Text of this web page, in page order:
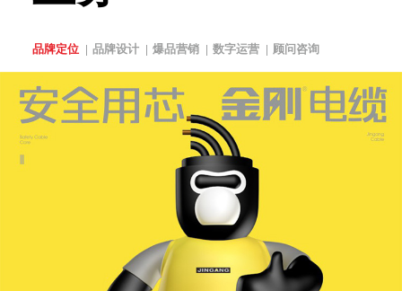
品牌定位 品牌设计 爆品营销 数字运营 顾问咨询